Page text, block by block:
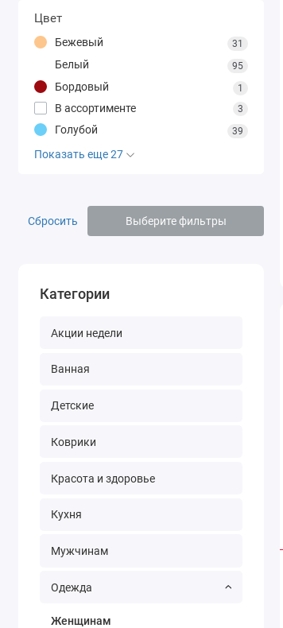
Цвет
Бежевый 31
Белый 95
Бордовый 1
В ассортименте 3
Голубой 39
Показать еще 27
Сбросить Выберите фильтры
Категории
Акции недели
Ванная
Детские
Коврики
Красота и здоровье
Кухня
Мужчинам
Одежда
Женщинам